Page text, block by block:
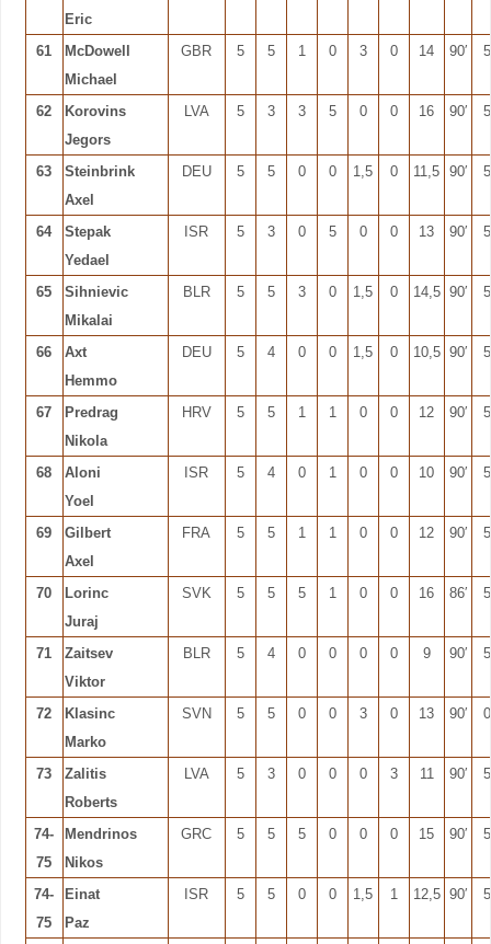
Eric
61
McDowell
Michael
GBR 5 5 1 0 3 0 14 90′ 5
62
Korovins
Jegors
LVA 5 3 3 5 0 0 16 90′ 5
63
Steinbrink
Axel
DEU 5 5 0 0 1,5 0 11,5 90′ 5
64
Stepak
Yedael
ISR 5 3 0 5 0 0 13 90′ 5
65
Sihnievic
Mikalai
BLR 5 5 3 0 1,5 0 14,5 90′ 5
66
Axt
Hemmo
DEU 5 4 0 0 1,5 0 10,5 90′ 5
67
Predrag
Nikola
HRV 5 5 1 1 0 0 12 90′ 5
68
Aloni
Yoel
ISR 5 4 0 1 0 0 10 90′ 5
69
Gilbert
Axel
FRA 5 5 1 1 0 0 12 90′ 5
70
Lorinc
Juraj
SVK 5 5 5 1 0 0 16 86′ 5
71
Zaitsev
Viktor
BLR 5 4 0 0 0 0 9 90′ 5
72
Klasinc
Marko
SVN 5 5 0 0 3 0 13 90′ 0
73
Zalitis
Roberts
LVA 5 3 0 0 0 3 11 90′ 5
74-
75
Mendrinos
Nikos
GRC 5 5 5 0 0 0 15 90′ 5
74-
75
Einat
Paz
ISR 5 5 0 0 1,5 1 12,5 90′ 5